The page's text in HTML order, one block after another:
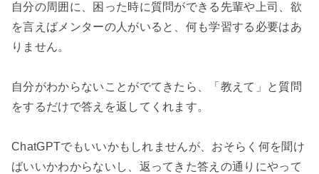
自分の周囲に、困った時に質問ができる先輩や上司、欲
を言えばメンターの人がいると、何も学習する必要はあ
りません。
自分がわからないことがでてきたら、「教えて」と質問
をするだけで答えを返してくれます。
ChatGPTでもいいかもしれませんが、おそらく何を聞け
ばいいかわからないし、返ってきた答えの通りにやって